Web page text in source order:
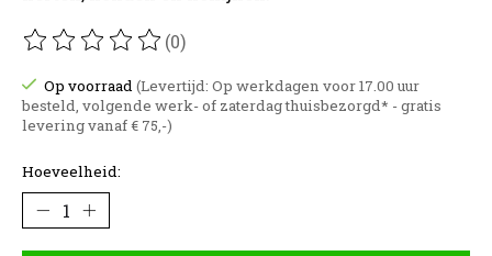
De beoordeling van dit product is
(0)
Op voorraad (Levertijd: Op werkdagen voor 17.00 uur
besteld, volgende werk- of zaterdag thuisbezorgd* - gratis
levering vanaf € 75,-)
Hoeveelheid: